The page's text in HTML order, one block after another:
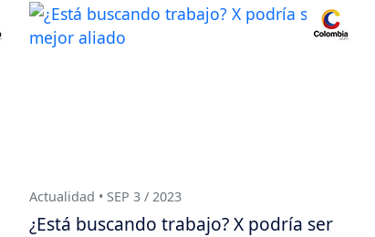
Actualidad • SEP 3 / 2023
¿Está buscando trabajo? X podría ser